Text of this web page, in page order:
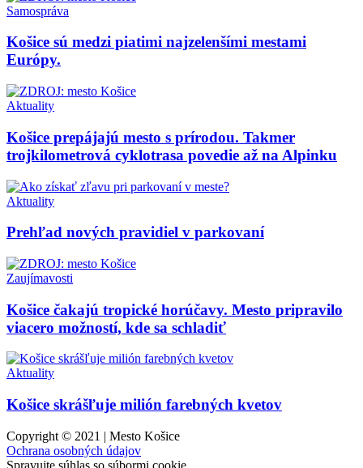
Samospráva
Košice sú medzi piatimi najzelenšími mestami
Európy.
Aktuality
Košice prepájajú mesto s prírodou. Takmer
trojkilometrová cyklotrasa povedie až na Alpinku
Aktuality
Prehľad nových pravidiel v parkovaní
Zaujímavosti
Košice čakajú tropické horúčavy. Mesto pripravilo
viacero možností, kde sa schladiť
Aktuality
Košice skrášľuje milión farebných kvetov
Copyright © 2021 | Mesto Košice
Ochrana osobných údajov
Spravujte súhlas so súbormi cookie